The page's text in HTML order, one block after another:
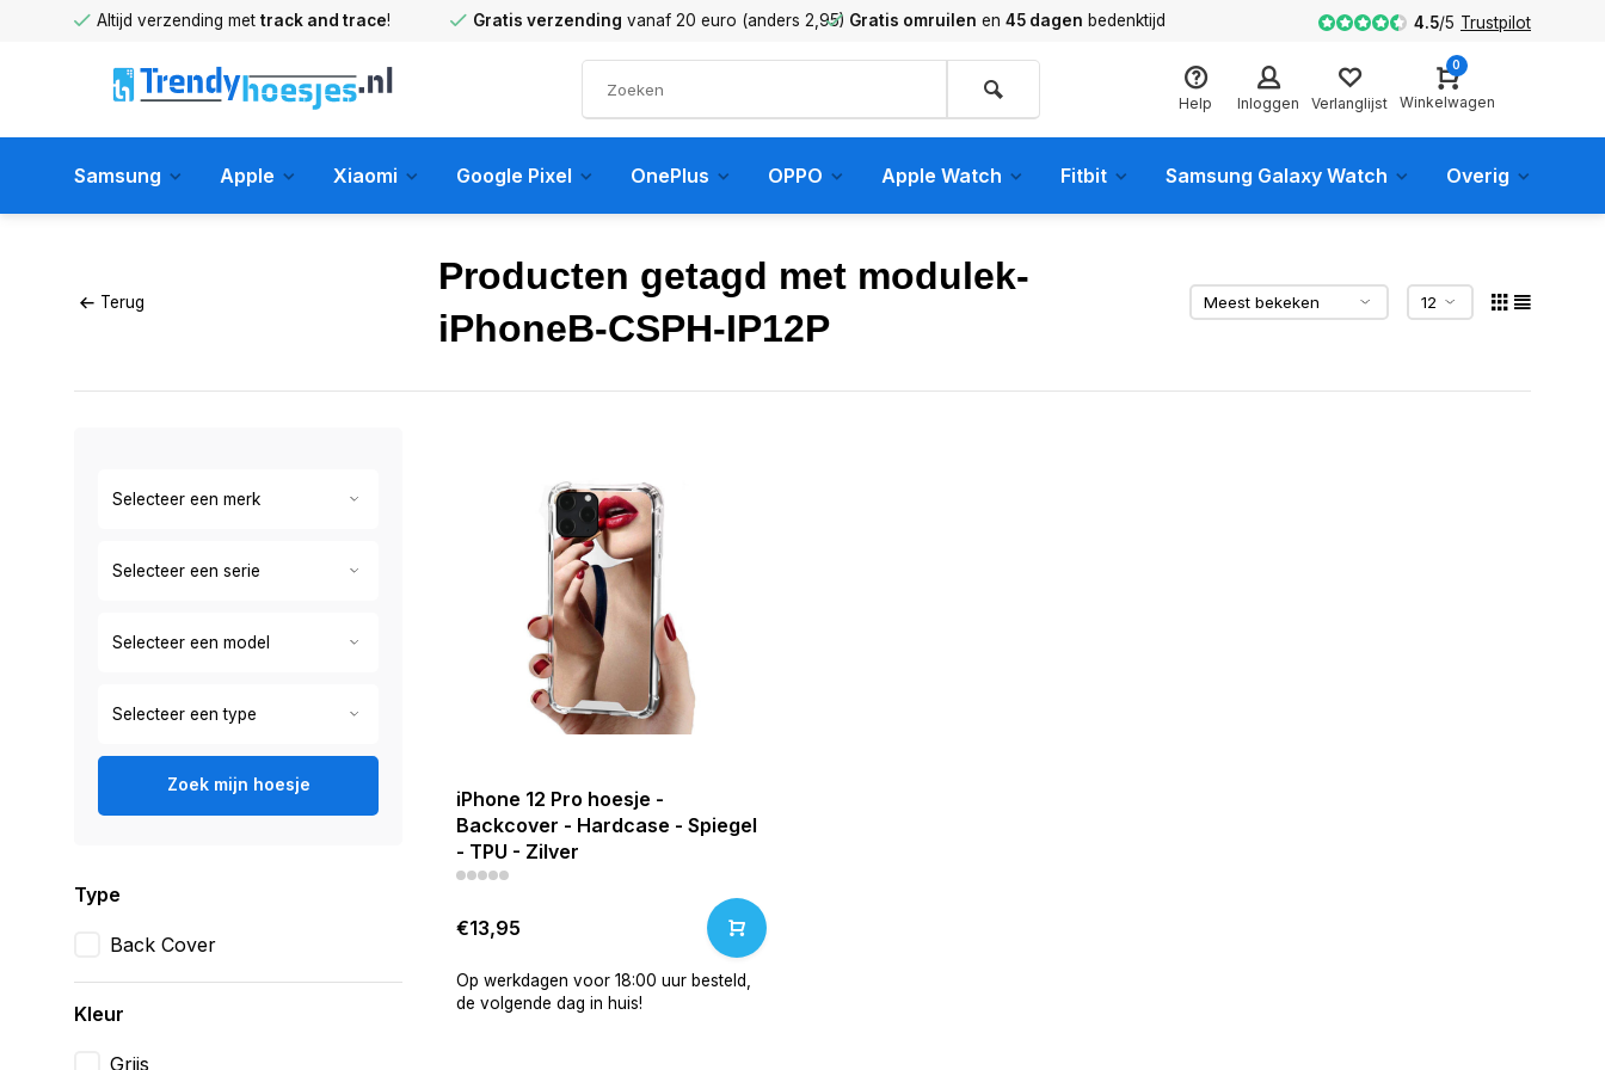
Altijd verzending met track and trace! Gratis verzending vanaf 20 euro (anders 2,95) Gratis omruilen en 45 dagen bedenktijd 4.5/5 Trustpilot
Help Inloggen Verlanglijst
0
Winkelwagen
Samsung Apple Xiaomi Google Pixel OnePlus OPPO Apple Watch Fitbit Samsung Galaxy Watch Overig
Terug
Producten getagd met modulek-
iPhoneB-CSPH-IP12P
Zoek mijn hoesje
Type
Back Cover
Kleur
Grijs
iPhone 12 Pro hoesje -
Backcover - Hardcase - Spiegel
- TPU - Zilver
€13,95
Op werkdagen voor 18:00 uur besteld,
de volgende dag in huis!